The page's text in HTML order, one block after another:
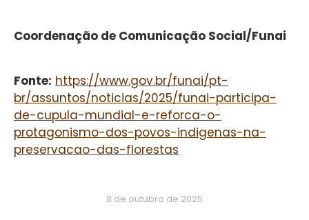
Coordenação de Comunicação Social/Funai
Fonte: https://www.gov.br/funai/pt-
br/assuntos/noticias/2025/funai-participa-
de-cupula-mundial-e-reforca-o-
protagonismo-dos-povos-indigenas-na-
preservacao-das-florestas
8 de outubro de 2025